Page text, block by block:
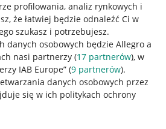
profilowania, analiz rynkowych i
że łatwiej będzie odnaleźć Ci w
szukasz i potrzebujesz.
danych osobowych będzie Allegro a
nasi partnerzy (17 partnerów), w
IAB Europe” (9 partnerów).
danych osobowych przez
się w ich politykach ochrony